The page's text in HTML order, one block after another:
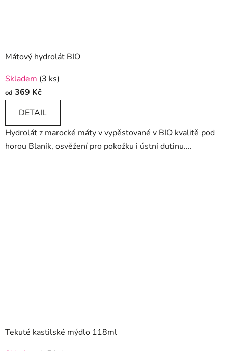
Mátový hydrolát BIO
Skladem (3 ks)
od 369 Kč
DETAIL
Hydrolát z marocké máty v vypěstované v BIO kvalitě pod
horou Blaník, osvěžení pro pokožku i ústní dutinu....
Tekuté kastilské mýdlo 118ml